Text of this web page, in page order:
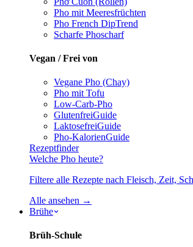
Pho mit Meeresfrüchten
Pho French DipTrend
Scharfe Phoscharf
Vegan / Frei von
Vegane Pho (Chay)
Pho mit Tofu
Low-Carb-Pho
GlutenfreiGuide
LaktosefreiGuide
Pho-KalorienGuide
Rezeptfinder
Welche Pho heute?
Filtere alle Rezepte nach Fleisch, Zeit,
Alle ansehen →
Brühe
Brüh-Schule